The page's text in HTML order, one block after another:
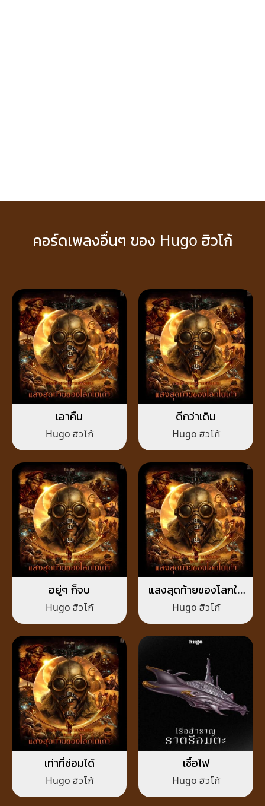
คอร์ดเพลงอื่นๆ ของ Hugo ฮิวโก้
เอาคืน
Hugo ฮิวโก้
ดีกว่าเดิม
Hugo ฮิวโก้
อยู่ๆ ก็จบ
Hugo ฮิวโก้
แสงสุดท้ายของโลกใบ
เก่า
Hugo ฮิวโก้
เท่าที่ซ่อมได้
Hugo ฮิวโก้
เชื้อไฟ
Hugo ฮิวโก้